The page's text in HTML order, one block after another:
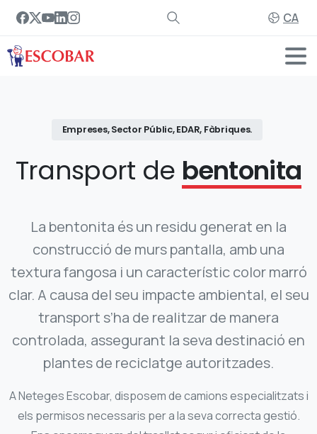
CA
Empreses, Sector Públic, EDAR, Fàbriques.
Transport de bentonita
La bentonita és un residu generat en la
construcció de murs pantalla, amb una
textura fangosa i un característic color marró
clar. A causa del seu impacte ambiental, el seu
transport s’ha de realitzar de manera
controlada, assegurant la seva destinació en
plantes de reciclatge autoritzades.
A Neteges Escobar, disposem de camions especialitzats i
els permisos necessaris per a la seva correcta gestió.